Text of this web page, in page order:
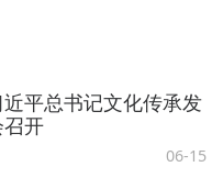
平总书记文化传承发
开
06-15